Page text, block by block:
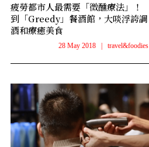
疲勞都市人最需要「微醺療法」！
到「Greedy」餐酒館，大啖浮誇調
酒和療癒美食
28 May 2018 travel&foodies